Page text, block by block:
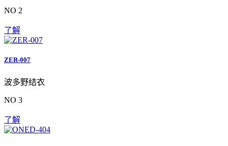
NO 2
了解
ZER-007
波多野结衣
NO 3
了解